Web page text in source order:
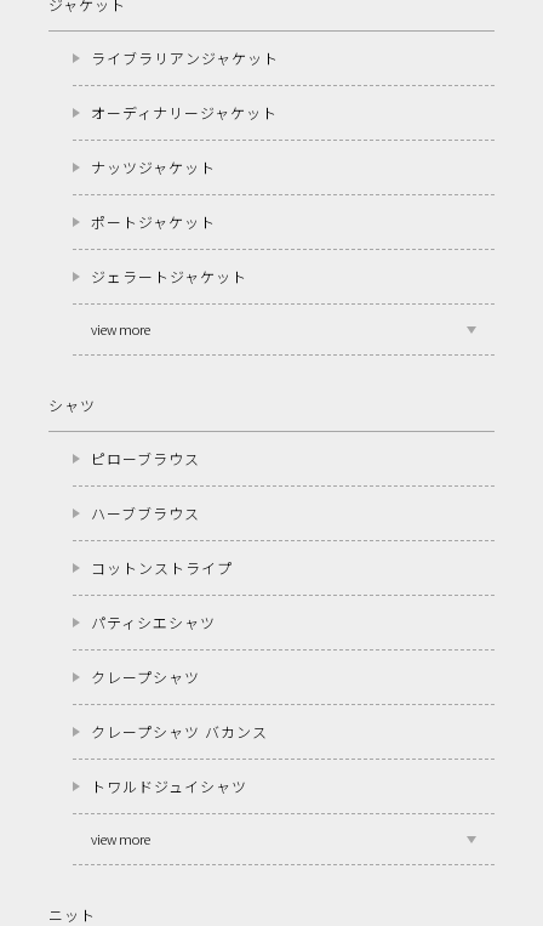
ジャケット
ライブラリアンジャケット
オーディナリージャケット
ナッツジャケット
ポートジャケット
ジェラートジャケット
view more
シャツ
ピローブラウス
ハーブブラウス
コットンストライプ
パティシエシャツ
クレープシャツ
クレープシャツ バカンス
トワルドジュイシャツ
view more
ニット